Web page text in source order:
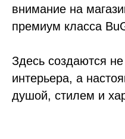
внимание на
премиум класса
Здесь создаются
интерьера, а
душой, стилем и